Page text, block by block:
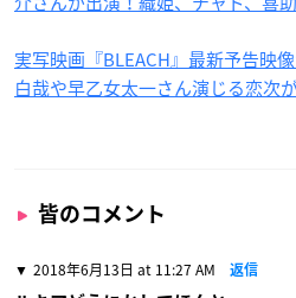
実写映画『BLEACH』最新予告映
白哉や早乙女太一さん演じる恋次
皆のコメント
2018年6月13日 at 11:27 AM 返信